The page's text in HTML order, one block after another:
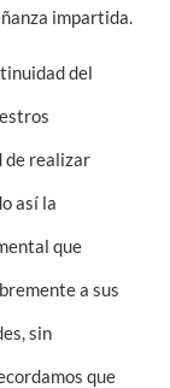
impartida.
del
de realizar
así la
que
a sus
sin
que